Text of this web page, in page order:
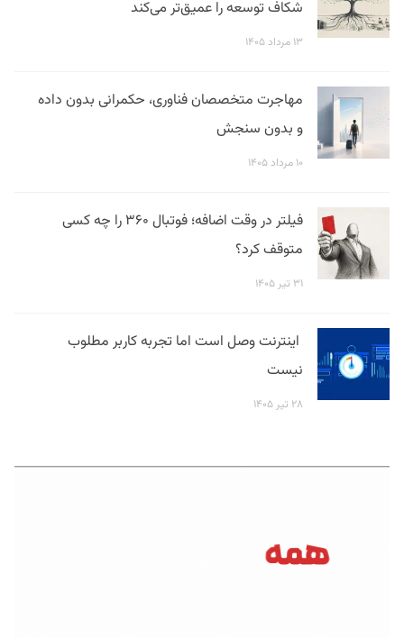
شکاف توسعه را عمیق‌تر می‌کند
۱۳ مرداد ۱۴۰۵
مهاجرت متخصصان فناوری، حکمرانی بدون داده
و بدون سنجش
۱۰ مرداد ۱۴۰۵
فیلتر در وقت اضافه؛ فوتبال ۳۶۰ را چه کسی
متوقف کرد؟
۳۱ تیر ۱۴۰۵
اینترنت وصل است اما تجربه کاربر مطلوب
نیست
۲۸ تیر ۱۴۰۵